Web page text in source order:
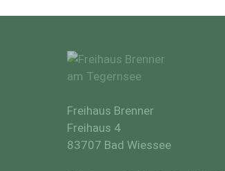
Freihaus Brenner
Freihaus 4
83707 Bad Wiessee